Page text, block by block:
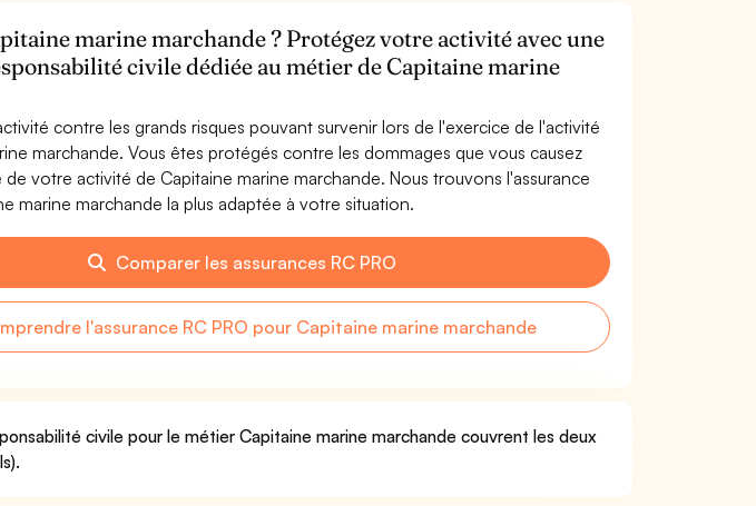
marine marchande ? Protégez votre activité avec une
civile dédiée au métier de Capitaine marine
contre les grands risques pouvant survenir lors de l'exercice de l'activité
marchande. Vous êtes protégés contre les dommages que vous causez
de votre activité de Capitaine marine marchande. Nous trouvons l'assurance
marine marchande la plus adaptée à votre situation.
Comparer les assurances RC PRO
l'assurance RC PRO pour Capitaine marine marchande
civile pour le métier Capitaine marine marchande couvrent les deux